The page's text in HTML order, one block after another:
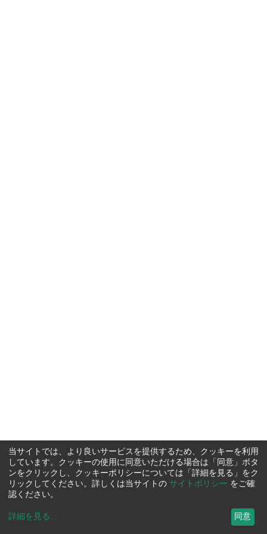
当サイトでは、より良いサービスを提供するため、クッキーを利用
しています。クッキーの使用に同意いただける場合は「同意」ボタ
ンをクリックし、クッキーポリシーについては「詳細を見る」をク
リックしてください。詳しくは当サイトの サイトポリシー をご確
認ください。
詳細を見る ... 同意